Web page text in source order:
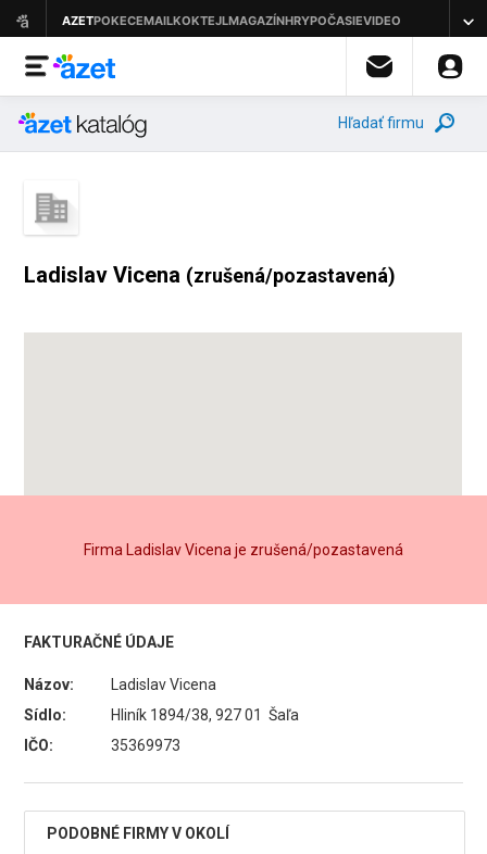
Hľadať firmu
Ladislav Vicena (zrušená/pozastavená)
Firma Ladislav Vicena je zrušená/pozastavená
FAKTURAČNÉ ÚDAJE
Názov:
Ladislav Vicena
Sídlo:
Hliník 1894/38, 927 01 Šaľa
IČO:
35369973
PODOBNÉ FIRMY V OKOLÍ